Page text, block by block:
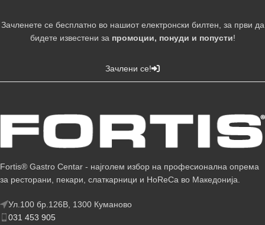
Зачленете се бесплатно во нашиот електронски билтен, за први да
бидете известени за промоции, понуди и попусти!
Зачлени се!
Fortis® Gastro Centar - најголем избор на професионална опрема
за ресторани, пекари, слаткарници и HoReCa во Македонија.
Ул.100 бр.126В, 1300 Куманово
031 453 905